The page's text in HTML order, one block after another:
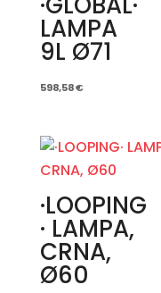
LAMPA
9L Ø71
598,58€
·LOOPING
· LAMPA,
CRNA,
Ø60